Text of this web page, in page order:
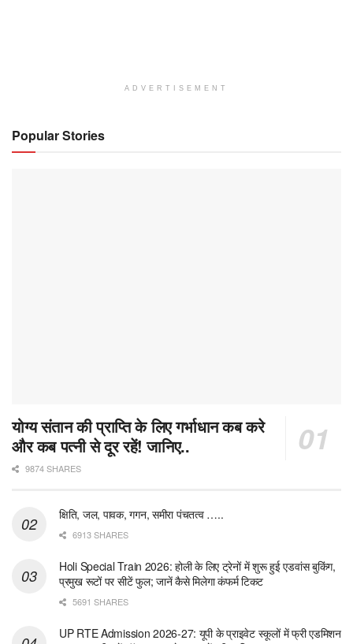
ADVERTISEMENT
Popular Stories
योग्य संतान की प्राप्ति के लिए गर्भाधान कब करे
और कब पत्नी से दूर रहें! जानिए..
9874 SHARES
क्षिति, जल, पावक, गगन, समीरा पंचतत्व …..
6913 SHARES
Holi Special Train 2026: होली के लिए ट्रेनों में शुरू हुई एडवांस बुकिंग,
प्रमुख रूटों पर सीटें फुल; जानें कैसे मिलेगा कंफर्म टिकट
5691 SHARES
UP RTE Admission 2026-27: यूपी के प्राइवेट स्कूलों में फ्री एडमिशन